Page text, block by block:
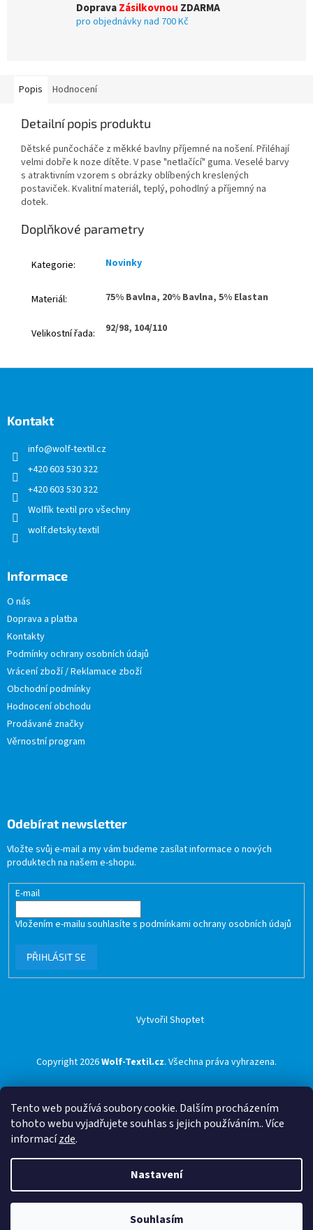
Tento web používá soubory cookie. Dalším procházením
tohoto webu vyjadřujete souhlas s jejich používáním.. Více
informacízde.
Nastavení
Souhlasím
DopravaZásilkovnou ZDARMA
pro objednávky nad 700 Kč
Popis Hodnocení
Detailní popis produktu
Dětské punčocháče z měkké bavlny příjemné na nošení. Přiléhají
velmi dobře k noze dítěte. V pase "netlačící" guma. Veselé barvy
s atraktivním vzorem s obrázky oblíbených kreslených
postaviček. Kvalitní materiál, teplý, pohodlný a příjemný na
dotek.
Doplňkové parametry
Kategorie: Novinky
Materiál: 75% Bavlna, 20% Bavlna, 5% Elastan
Velikostní řada: 92/98, 104/110
Kontakt
info@wolf-textil.cz
+420 603 530 322
+420 603 530 322
Wolfík textil pro všechny
wolf.detsky.textil
Informace
O nás
Doprava a platba
Kontakty
Podmínky ochrany osobních údajů
Vrácení zboží / Reklamace zboží
Obchodní podmínky
Hodnocení obchodu
Prodávané značky
Věrnostní program
Odebírat newsletter
Vložte svůj e-mail a my vám budeme zasílat informace o nových
produktech na našem e-shopu.
E-mail
Vložením e-mailu souhlasíte s podmínkami ochrany osobních údajů
PŘIHLÁSIT SE
Vytvořil Shoptet
Copyright 2026Wolf-Textil.cz. Všechna práva vyhrazena.